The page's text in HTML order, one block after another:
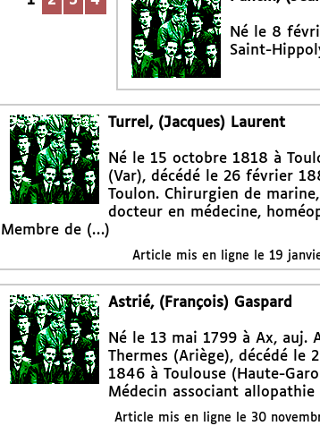
Né le 8
Saint-
Turrel, (Jacques) Laurent
Né le 15 octobre 1818 à
(Var), décédé le 26 février
Toulon. Chirurgien de
docteur en médecine,
Membre de (…)
Article mis en ligne le 19
Astrié, (François) Gaspard
Né le 13 mai 1799 à Ax, auj.
Thermes (Ariège), décédé le
1846 à Toulouse (Haute-
Médecin associant
Article mis en ligne le 30